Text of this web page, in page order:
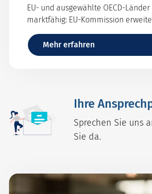
EU- und ausgewählte OECD-
marktfähig: EU-Kommission
Absicherungsmöglichkeiten im
Mehr erfahren
Ihre
Sprechen Sie uns
Sie da.